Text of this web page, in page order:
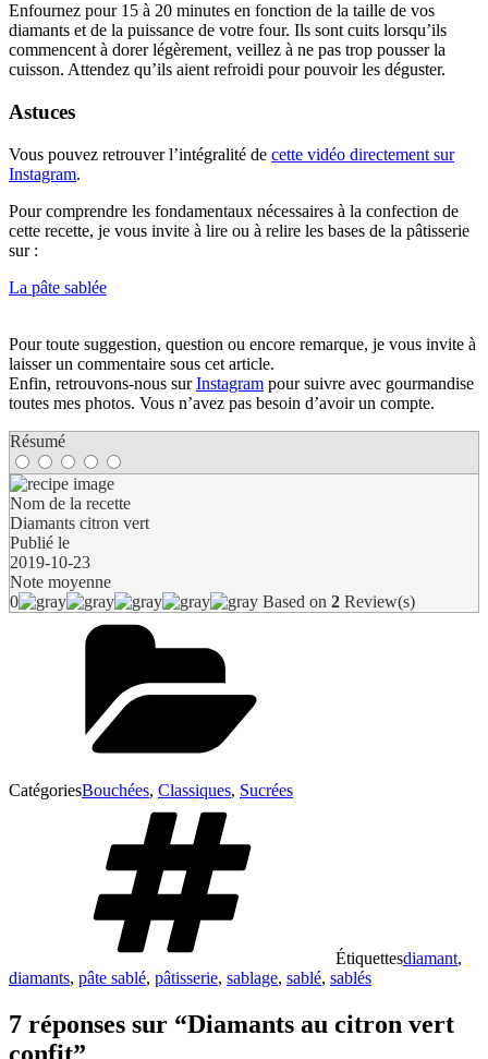
Enfournez pour 15 à 20 minutes en fonction de la taille de vos
diamants et de la puissance de votre four. Ils sont cuits lorsqu’ils
commencent à dorer légèrement, veillez à ne pas trop pousser la
cuisson. Attendez qu’ils aient refroidi pour pouvoir les déguster.
Astuces
Vous pouvez retrouver l’intégralité de cette vidéo directement sur
Instagram.
Pour comprendre les fondamentaux nécessaires à la confection de
cette recette, je vous invite à lire ou à relire les bases de la pâtisserie
sur :
La pâte sablée
Pour toute suggestion, question ou encore remarque, je vous invite à
laisser un commentaire sous cet article.
Enfin, retrouvons-nous surInstagram pour suivre avec gourmandise
toutes mes photos. Vous n’avez pas besoin d’avoir un compte.
Résumé
Nom de la recette
Diamants citron vert
Publié le
2019-10-23
Note moyenne
0
Based on 2 Review(s)
CatégoriesBouchées, Classiques, Sucrées
Étiquettesdiamant,
diamants, pâte sablé, pâtisserie, sablage, sablé, sablés
7 réponses sur “Diamants au citron vert
confit”